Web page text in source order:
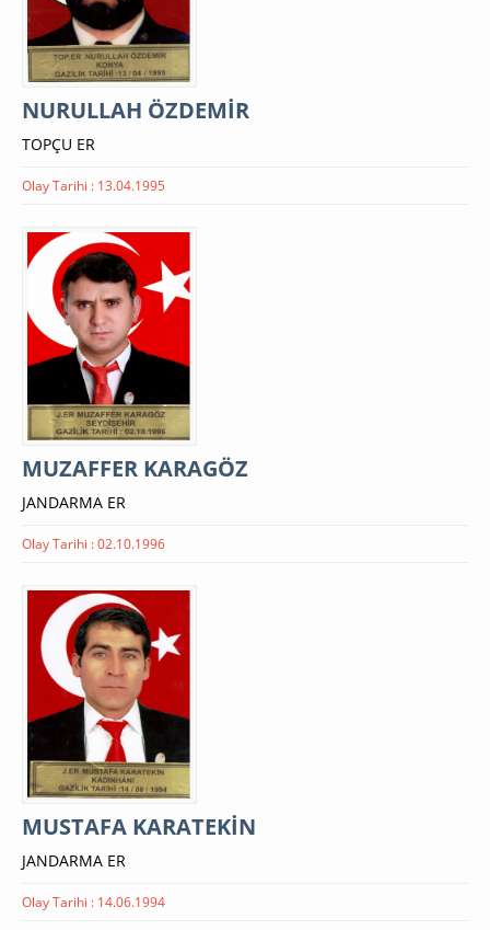
NURULLAH ÖZDEMİR
TOPÇU ER
Olay Tarihi : 13.04.1995
MUZAFFER KARAGÖZ
JANDARMA ER
Olay Tarihi : 02.10.1996
MUSTAFA KARATEKİN
JANDARMA ER
Olay Tarihi : 14.06.1994